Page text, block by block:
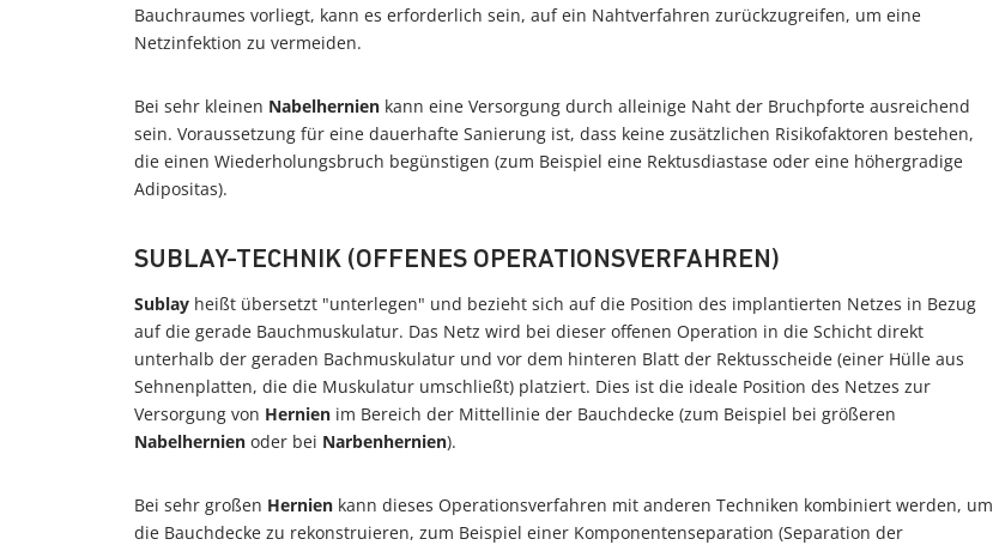
Bauchraumes vorliegt, kann es erforderlich sein, auf ein Nahtverfahren zurückzugreifen, um eine
Netzinfektion zu vermeiden.
Bei sehr kleinen Nabelhernien kann eine Versorgung durch alleinige Naht der Bruchpforte ausreichend
sein. Voraussetzung für eine dauerhafte Sanierung ist, dass keine zusätzlichen Risikofaktoren bestehen,
die einen Wiederholungsbruch begünstigen (zum Beispiel eine Rektusdiastase oder eine höhergradige
Adipositas).
SUBLAY-TECHNIK (OFFENES OPERATIONSVERFAHREN)
Sublay heißt übersetzt "unterlegen" und bezieht sich auf die Position des implantierten Netzes in Bezug
auf die gerade Bauchmuskulatur. Das Netz wird bei dieser offenen Operation in die Schicht direkt
unterhalb der geraden Bachmuskulatur und vor dem hinteren Blatt der Rektusscheide (einer Hülle aus
Sehnenplatten, die die Muskulatur umschließt) platziert. Dies ist die ideale Position des Netzes zur
Versorgung von Hernien im Bereich der Mittellinie der Bauchdecke (zum Beispiel bei größeren
Nabelhernien oder bei Narbenhernien).
Bei sehr großen Hernien kann dieses Operationsverfahren mit anderen Techniken kombiniert werden, um
die Bauchdecke zu rekonstruieren, zum Beispiel einer Komponentenseparation (Separation der